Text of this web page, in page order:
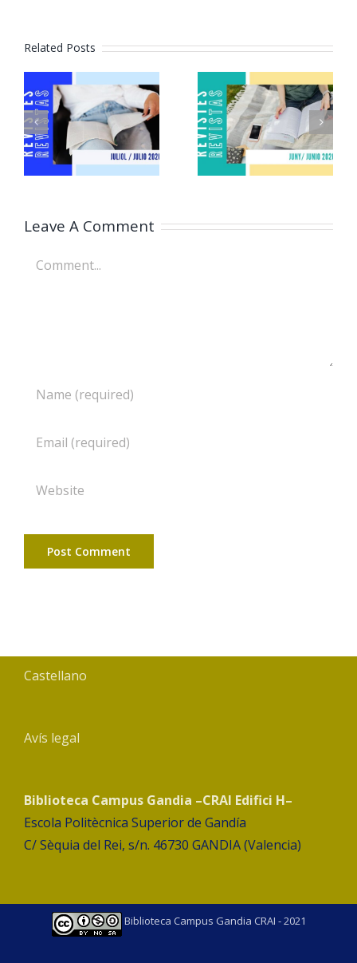
Related Posts
Revistes
juliol 2026
Revistes
juny 2026
Leave A Comment
Comment
Castellano
Avís legal
Biblioteca Campus Gandia –CRAI Edifici H–
Escola Politècnica Superior de Gandía
C/ Sèquia del Rei, s/n. 46730 GANDIA (Valencia)
Biblioteca Campus Gandia CRAI - 2021